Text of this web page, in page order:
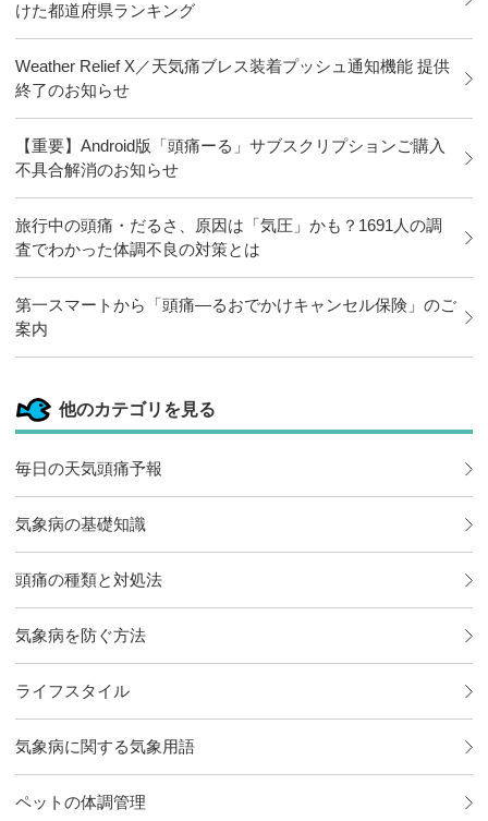
けた都道府県ランキング
Weather Relief X／天気痛ブレス装着プッシュ通知機能 提供
終了のお知らせ
【重要】Android版「頭痛ーる」サブスクリプションご購入
不具合解消のお知らせ
旅行中の頭痛・だるさ、原因は「気圧」かも？1691人の調
査でわかった体調不良の対策とは
第一スマートから「頭痛―るおでかけキャンセル保険」のご
案内
他のカテゴリを見る
毎日の天気頭痛予報
気象病の基礎知識
頭痛の種類と対処法
気象病を防ぐ方法
ライフスタイル
気象病に関する気象用語
ペットの体調管理